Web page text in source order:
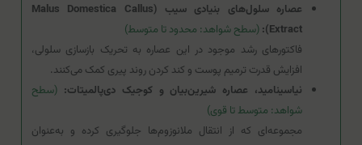
عصاره سلول‌های بنیادی سیب (Malus Domestica Callus
Extract):
(سطح شواهد: محدود تا متوسط)
فاکتورهای رشد موجود در این عصاره به تحریک بازسازی سلولی،
افزایش قدرت ترمیم پوست و کند کردن روند پیری کمک می‌کنند.
نیاسینامید، عصاره شیرین‌بیان و کوجیک دی‌پالمیتات: (سطح
شواهد: متوسط تا قوی)
مجموعه‌ای که از انتقال ملانوزوم‌ها جلوگیری کرده و به‌عنوان